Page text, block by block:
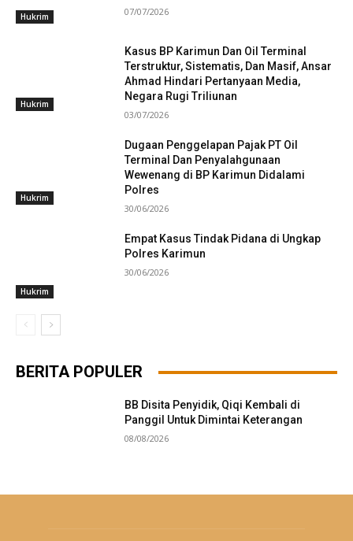
Hukrim 07/07/2026
Hukrim
Kasus BP Karimun Dan Oil Terminal
Terstruktur, Sistematis, Dan Masif, Ansar
Ahmad Hindari Pertanyaan Media,
Negara Rugi Triliunan
03/07/2026
Hukrim
Dugaan Penggelapan Pajak PT Oil
Terminal Dan Penyalahgunaan
Wewenang di BP Karimun Didalami
Polres
30/06/2026
Hukrim
Empat Kasus Tindak Pidana di Ungkap
Polres Karimun
30/06/2026
BERITA POPULER
BB Disita Penyidik, Qiqi Kembali di
Panggil Untuk Dimintai Keterangan
08/08/2026